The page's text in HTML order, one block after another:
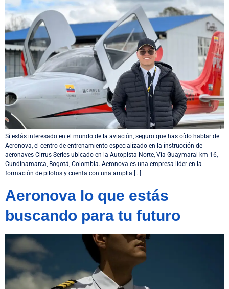
Si estás interesado en el mundo de la aviación, seguro que has oído hablar de
Aeronova, el centro de entrenamiento especializado en la instrucción de
aeronaves Cirrus Series ubicado en la Autopista Norte, Vía Guaymaral km 16,
Cundinamarca, Bogotá, Colombia. Aeronova es una empresa líder en la
formación de pilotos y cuenta con una amplia […]
Aeronova lo que estás
buscando para tu futuro